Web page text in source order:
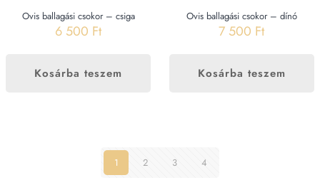
Ovis ballagási csokor – csiga
6 500 Ft
Kosárba teszem
Ovis ballagási csokor – dínó
7 500 Ft
Kosárba teszem
1 2 3 4